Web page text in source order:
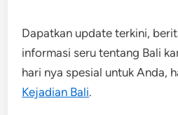
Dapatkan update terkini,
informasi seru tentang Bali
hari nya spesial untuk Anda,
Kejadian Bali.